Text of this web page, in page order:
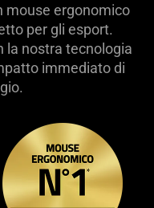
mouse ergonomico
per gli esport.
la nostra tecnologia
immediato di